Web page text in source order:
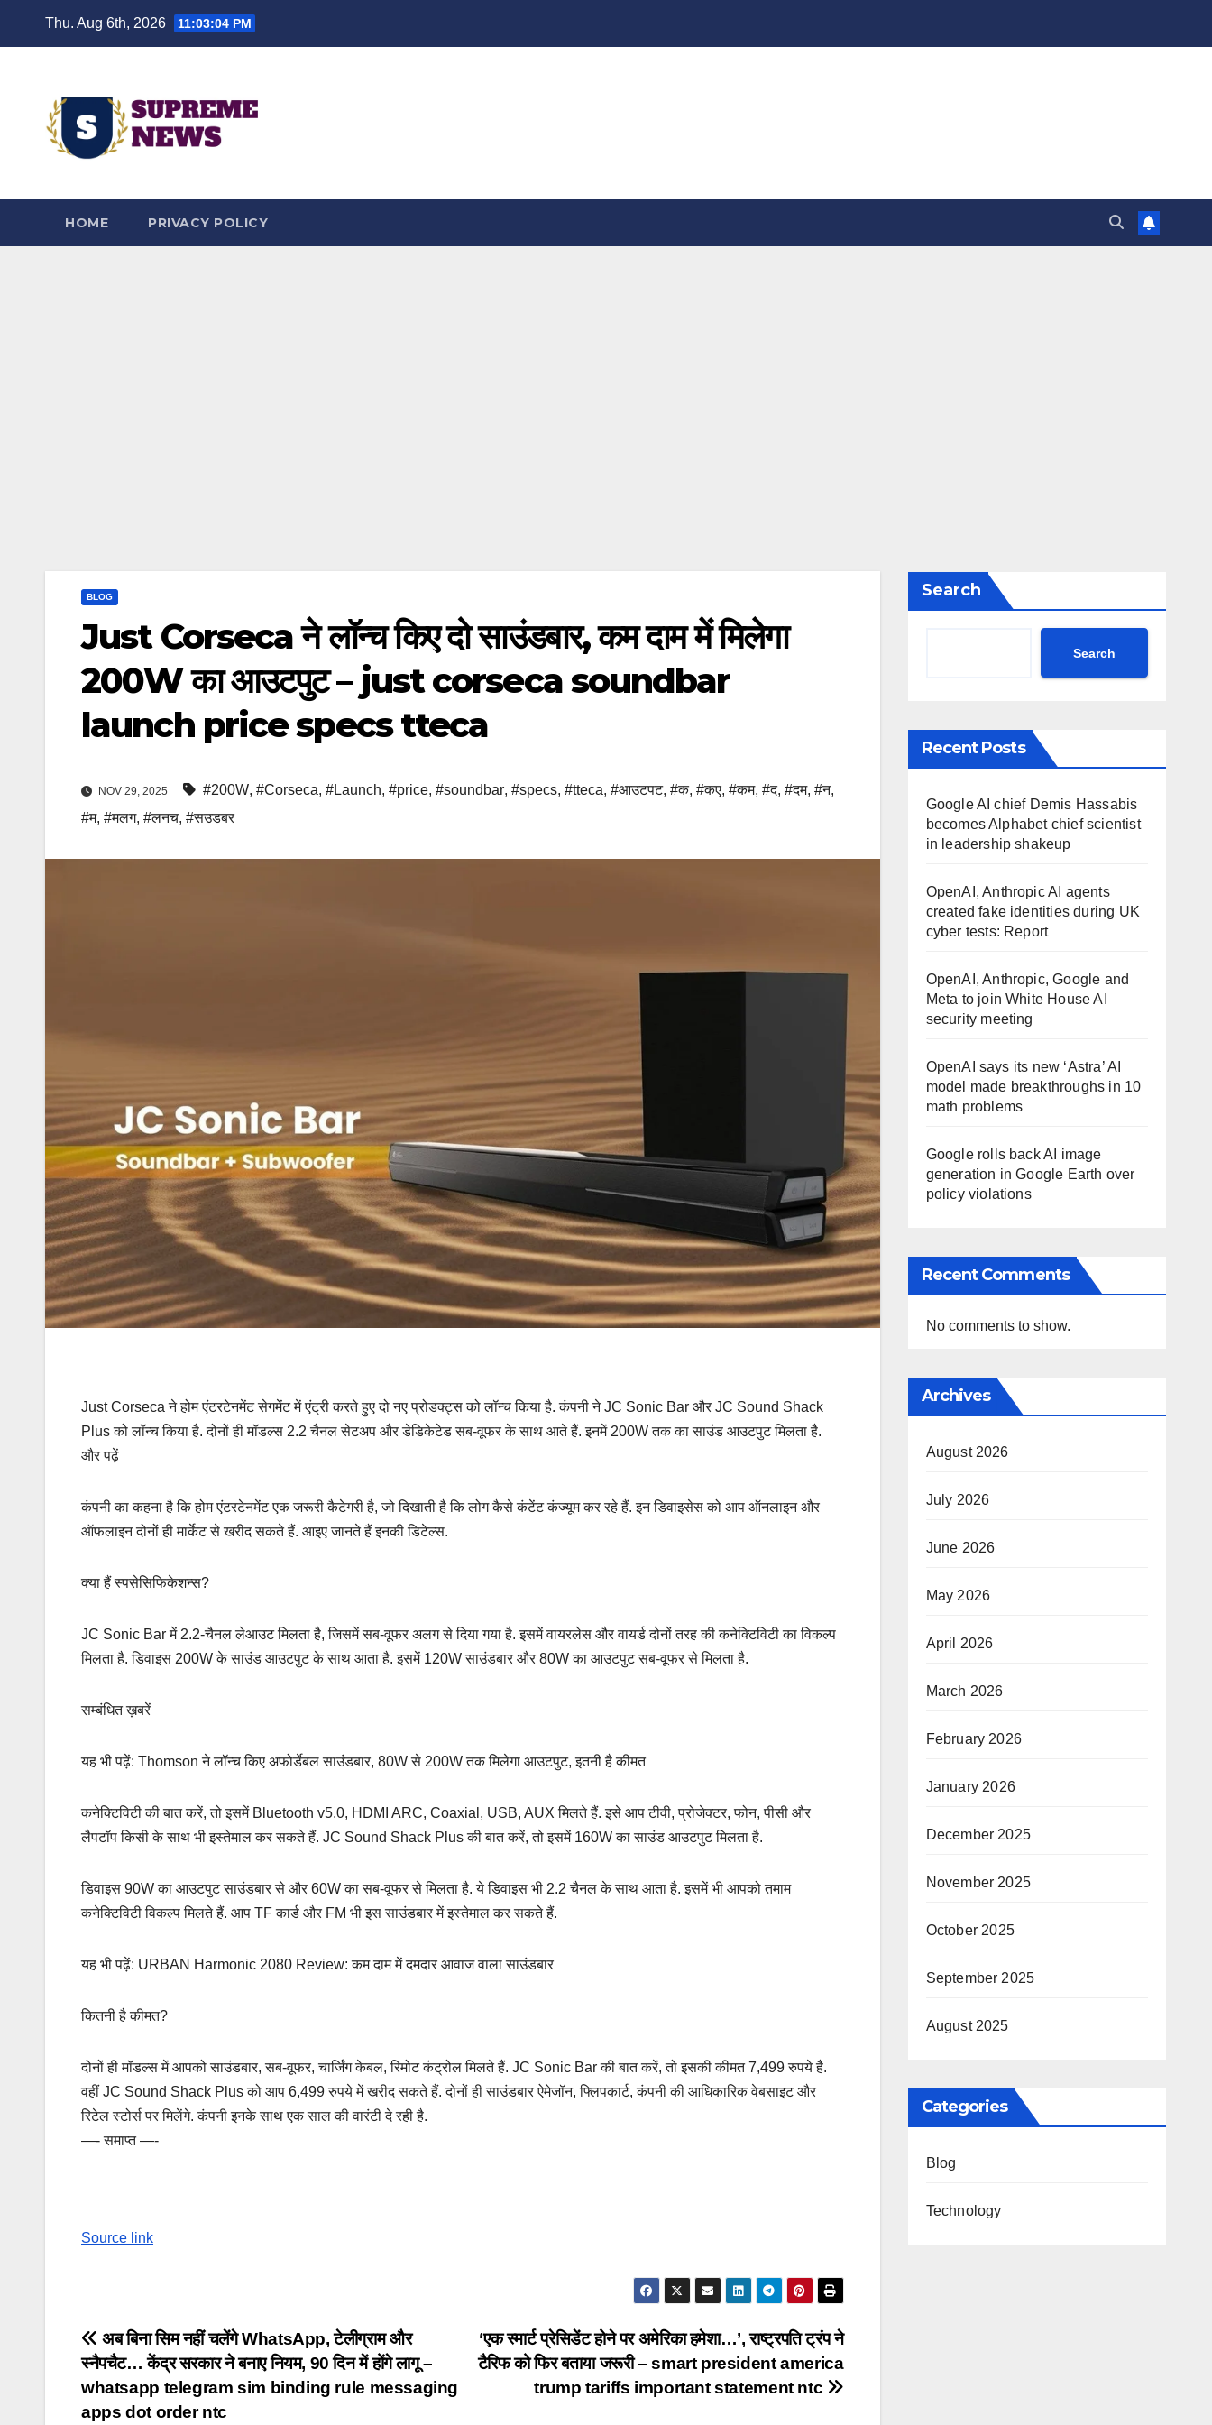
Thu. Aug 6th, 2026 11:03:05 PM
HOME PRIVACY POLICY
BLOG
Just Corseca ने लॉन्च किए दो साउंडबार, कम दाम में मिलेगा
200W का आउटपुट – just corseca soundbar
launch price specs tteca
NOV 29, 2025 #200W, #Corseca, #Launch, #price, #soundbar, #specs, #tteca, #आउटपट, #क, #कए, #कम, #द, #दम, #न,
#म, #मलग, #लनच, #सउडबर
Just Corseca ने होम एंटरटेनमेंट सेगमेंट में एंट्री करते हुए दो नए प्रोडक्ट्स को लॉन्च किया है. कंपनी ने JC Sonic Bar और JC Sound Shack
Plus को लॉन्च किया है. दोनों ही मॉडल्स 2.2 चैनल सेटअप और डेडिकेटेड सब-वूफर के साथ आते हैं. इनमें 200W तक का साउंड आउटपुट मिलता है.
और पढ़ें
कंपनी का कहना है कि होम एंटरटेनमेंट एक जरूरी कैटेगरी है, जो दिखाती है कि लोग कैसे कंटेंट कंज्यूम कर रहे हैं. इन डिवाइसेस को आप ऑनलाइन और
ऑफलाइन दोनों ही मार्केट से खरीद सकते हैं. आइए जानते हैं इनकी डिटेल्स.
क्या हैं स्पसेसिफिकेशन्स?
JC Sonic Bar में 2.2-चैनल लेआउट मिलता है, जिसमें सब-वूफर अलग से दिया गया है. इसमें वायरलेस और वायर्ड दोनों तरह की कनेक्टिविटी का विकल्प
मिलता है. डिवाइस 200W के साउंड आउटपुट के साथ आता है. इसमें 120W साउंडबार और 80W का आउटपुट सब-वूफर से मिलता है.
सम्बंधित ख़बरें
यह भी पढ़ें: Thomson ने लॉन्च किए अफोर्डेबल साउंडबार, 80W से 200W तक मिलेगा आउटपुट, इतनी है कीमत
कनेक्टिविटी की बात करें, तो इसमें Bluetooth v5.0, HDMI ARC, Coaxial, USB, AUX मिलते हैं. इसे आप टीवी, प्रोजेक्टर, फोन, पीसी और
लैपटॉप किसी के साथ भी इस्तेमाल कर सकते हैं. JC Sound Shack Plus की बात करें, तो इसमें 160W का साउंड आउटपुट मिलता है.
डिवाइस 90W का आउटपुट साउंडबार से और 60W का सब-वूफर से मिलता है. ये डिवाइस भी 2.2 चैनल के साथ आता है. इसमें भी आपको तमाम
कनेक्टिविटी विकल्प मिलते हैं. आप TF कार्ड और FM भी इस साउंडबार में इस्तेमाल कर सकते हैं.
यह भी पढ़ें: URBAN Harmonic 2080 Review: कम दाम में दमदार आवाज वाला साउंडबार
कितनी है कीमत?
दोनों ही मॉडल्स में आपको साउंडबार, सब-वूफर, चार्जिंग केबल, रिमोट कंट्रोल मिलते हैं. JC Sonic Bar की बात करें, तो इसकी कीमत 7,499 रुपये है.
वहीं JC Sound Shack Plus को आप 6,499 रुपये में खरीद सकते हैं. दोनों ही साउंडबार ऐमेजॉन, फ्लिपकार्ट, कंपनी की आधिकारिक वेबसाइट और
रिटेल स्टोर्स पर मिलेंगे. कंपनी इनके साथ एक साल की वारंटी दे रही है.
—- समाप्त —-
Source link
Post
navigation
‘एक स्मार्ट प्रेसिडेंट होने पर अमेरिका हमेशा…’, राष्ट्रपति ट्रंप ने
टैरिफ को फिर बताया जरूरी – smart president america
trump tariffs important statement ntc
अब बिना सिम नहीं चलेंगे WhatsApp, टेलीग्राम और
स्नैपचैट… केंद्र सरकार ने बनाए नियम, 90 दिन में होंगे लागू –
whatsapp telegram sim binding rule messaging
apps dot order ntc
Search
Search
Recent Posts
Google AI chief Demis Hassabis
becomes Alphabet chief scientist
in leadership shakeup
OpenAI, Anthropic AI agents
created fake identities during UK
cyber tests: Report
OpenAI, Anthropic, Google and
Meta to join White House AI
security meeting
OpenAI says its new ‘Astra’ AI
model made breakthroughs in 10
math problems
Google rolls back AI image
generation in Google Earth over
policy violations
Recent Comments
No comments to show.
Archives
August 2026
July 2026
June 2026
May 2026
April 2026
March 2026
February 2026
January 2026
December 2025
November 2025
October 2025
September 2025
August 2025
Categories
Blog
Technology